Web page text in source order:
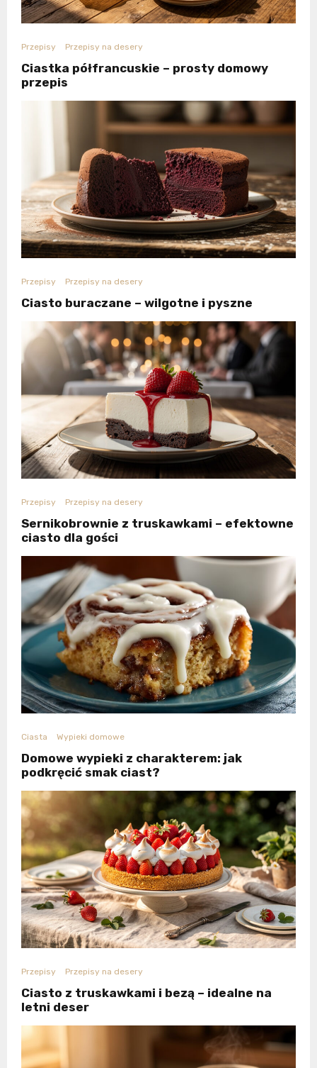
Przepisy Przepisy na desery
Ciastka półfrancuskie – prosty domowy
przepis
Przepisy Przepisy na desery
Ciasto buraczane – wilgotne i pyszne
Przepisy Przepisy na desery
Sernikobrownie z truskawkami – efektowne
ciasto dla gości
Ciasta Wypieki domowe
Domowe wypieki z charakterem: jak
podkręcić smak ciast?
Przepisy Przepisy na desery
Ciasto z truskawkami i bezą – idealne na
letni deser